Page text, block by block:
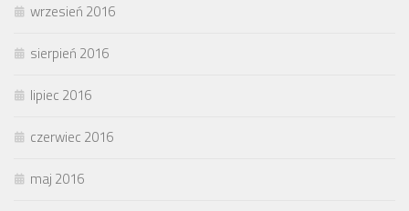
wrzesień 2016
sierpień 2016
lipiec 2016
czerwiec 2016
maj 2016